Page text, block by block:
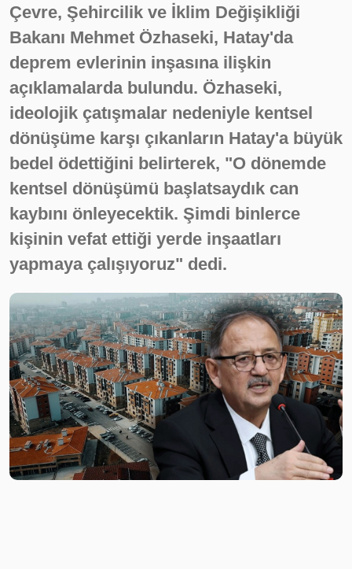
Çevre, Şehircilik ve İklim Değişikliği
Bakanı Mehmet Özhaseki, Hatay'da
deprem evlerinin inşasına ilişkin
açıklamalarda bulundu. Özhaseki,
ideolojik çatışmalar nedeniyle kentsel
dönüşüme karşı çıkanların Hatay'a büyük
bedel ödettiğini belirterek, "O dönemde
kentsel dönüşümü başlatsaydık can
kaybını önleyecektik. Şimdi binlerce
kişinin vefat ettiği yerde inşaatları
yapmaya çalışıyoruz" dedi.